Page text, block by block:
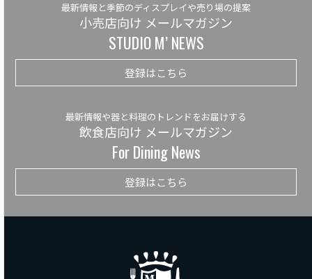
最新情報と季節のディスプレイや売り場の提案
小売店向け メールマガジン
STUDIO M’ NEWS
登録はこちら
最新情報や器と料理のトレンドをお届けする
飲食店向け メールマガジン
For Dining News
登録はこちら